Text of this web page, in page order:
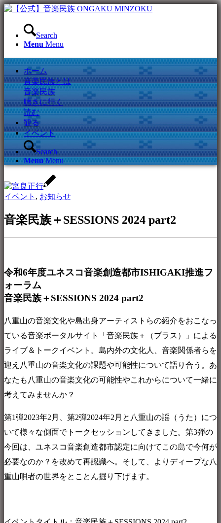
Search
Menu Menu
ホーム
音楽民族とは
音楽民族
聴きに行く
読む
観る
イベント
Search
Menu Menu
イベント , お知らせ
音楽民族＋SESSIONS 2024 part2
令和6年度ユネスコ音楽創造都市ISHIGAKI推進フ
ォーラム
音楽民族＋SESSIONS 2024 part2
八重山の音楽文化や島出身アーティストらの紹介をおこなっ
ている音楽ポータルサイト「音楽民族＋（プラス）」による
ライブ＆トークイベント。島内外の文化人、音楽関係者らを
迎え八重山の音楽文化の課題や可能性について語り合う。あ
なたも八重山の音楽文化の可能性やこれからについて一緒に
考えてみませんか？
第1弾2023年2月、第2弾2024年2月と八重山の謡（うた）につ
いて様々な側面でトークセッションしてきました。第3弾の
今回は、ユネスコ音楽創造都市認定に向けてこの島で今何が
必要なのか？を改めて再認識へ。そして、よりディープな八
重山唄者の世界をとことん掘り下げます。